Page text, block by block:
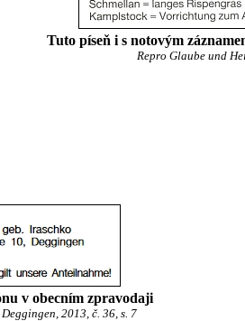
Tuto píseň i s notovým
Repro Glaube und
v obecním zpravodaji
2013, č. 36, s. 7